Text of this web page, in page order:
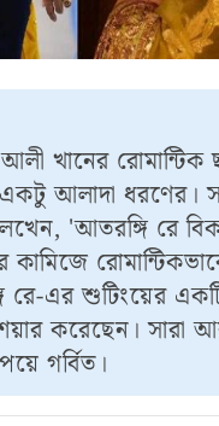
খানের
আলাদা ধরণের।
'আতরঙ্গি রে
রে-এর শুটিংয়ের
করেছেন।
গর্বিত।